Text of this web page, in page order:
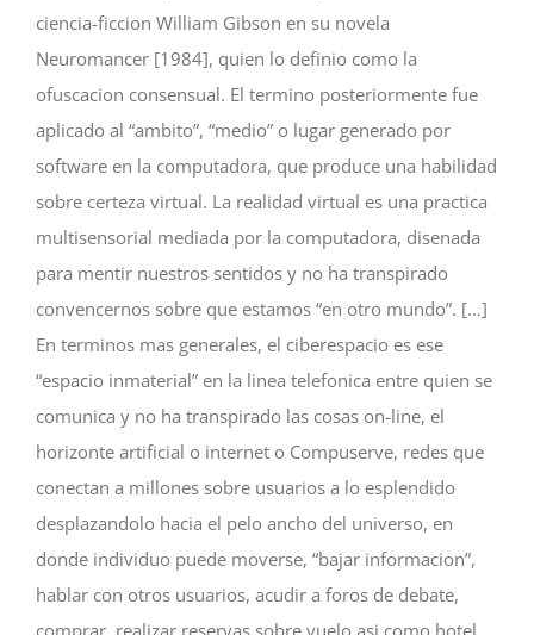
ciencia-ficcion William Gibson en su novela
Neuromancer [1984], quien lo definio como la
ofuscacion consensual. El termino posteriormente fue
aplicado al “ambito”, “medio” o lugar generado por
software en la computadora, que produce una habilidad
sobre certeza virtual. La realidad virtual es una practica
multisensorial mediada por la computadora, disenada
para mentir nuestros sentidos y no ha transpirado
convencernos sobre que estamos “en otro mundo”. […]
En terminos mas generales, el ciberespacio es ese
“espacio inmaterial” en la linea telefonica entre quien se
comunica y no ha transpirado las cosas on-line, el
horizonte artificial o internet o Compuserve, redes que
conectan a millones sobre usuarios a lo esplendido
desplazandolo hacia el pelo ancho del universo, en
donde individuo puede moverse, “bajar informacion”,
hablar con otros usuarios, acudir a foros de debate,